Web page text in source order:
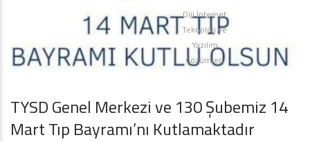
TYSD Genel Merkezi ve 130 Şubemiz 14
Mart Tıp Bayramı’nı Kutlamaktadır
Diji İnternet
Teknoloji ve
Yazılım
Çözümleri